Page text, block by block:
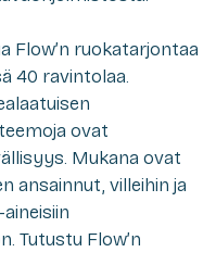
Flow’n ruokatarjontaa
40 ravintolaa.
ovat
Mukana ovat
ansainnut, villeihin ja
Tutustu Flow’n